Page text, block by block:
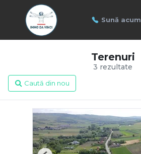
Sună acum
3 rezultate
Terenuri
Caută din nou